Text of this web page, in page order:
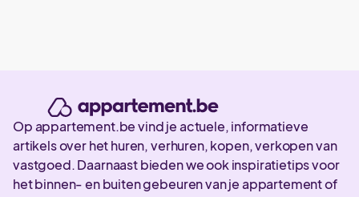
Op appartement.be vind je actuele, informatieve
artikels over het huren, verhuren, kopen, verkopen van
vastgoed. Daarnaast bieden we ook inspiratietips voor
het binnen- en buiten gebeuren van je appartement of